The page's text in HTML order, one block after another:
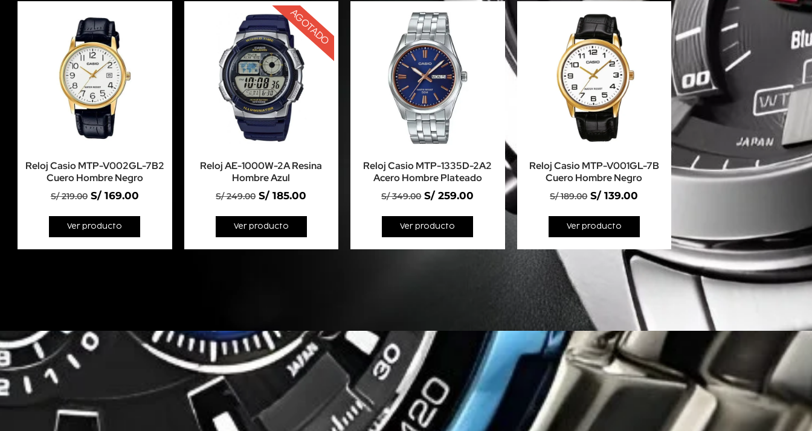
Reloj Casio MTP-V002GL-7B2
Cuero Hombre Negro
S/219.00 S/169.00
Ver producto
AGOTADO
Reloj AE-1000W-2A Resina
Hombre Azul
S/249.00 S/ 185.00
Ver producto
Reloj Casio MTP-1335D-2A2
Acero Hombre Plateado
S/349.00 S/ 259.00
Ver producto
Reloj Casio MTP-V001GL-7B
Cuero Hombre Negro
S/189.00 S/ 139.00
Ver producto